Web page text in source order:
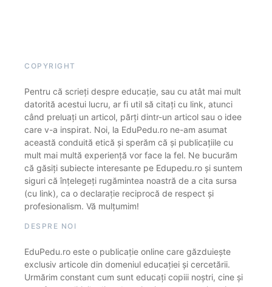
COPYRIGHT
Pentru că scrieți despre educație, sau cu atât mai mult
datorită acestui lucru, ar fi util să citați cu link, atunci
când preluați un articol, părți dintr-un articol sau o idee
care v-a inspirat. Noi, la EduPedu.ro ne-am asumat
această conduită etică și sperăm că și publicațiile cu
mult mai multă experiență vor face la fel. Ne bucurăm
că găsiți subiecte interesante pe Edupedu.ro și suntem
siguri că înțelegeți rugămintea noastră de a cita sursa
(cu link), ca o declarație reciprocă de respect și
profesionalism. Vă mulțumim!
DESPRE NOI
EduPedu.ro este o publicație online care găzduiește
exclusiv articole din domeniul educației și cercetării.
Urmărim constant cum sunt educați copiii noștri, cine și